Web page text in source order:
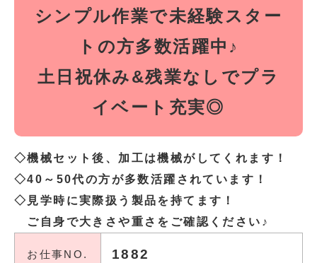
シンプル作業で未経験スター
トの方多数活躍中♪
土日祝休み&残業なしでプラ
イベート充実◎
◇機械セット後、加工は機械がしてくれます！
◇40～50代の方が多数活躍されています！
◇見学時に実際扱う製品を持てます！
ご自身で大きさや重さをご確認ください♪
お仕事NO. 1882